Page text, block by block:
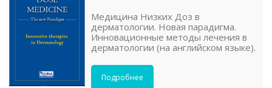
Медицина Низких Доз в
дерматологии. Новая парадигма.
Инновационные методы лечения в
дерматологии (на английском языке).
Подробнее